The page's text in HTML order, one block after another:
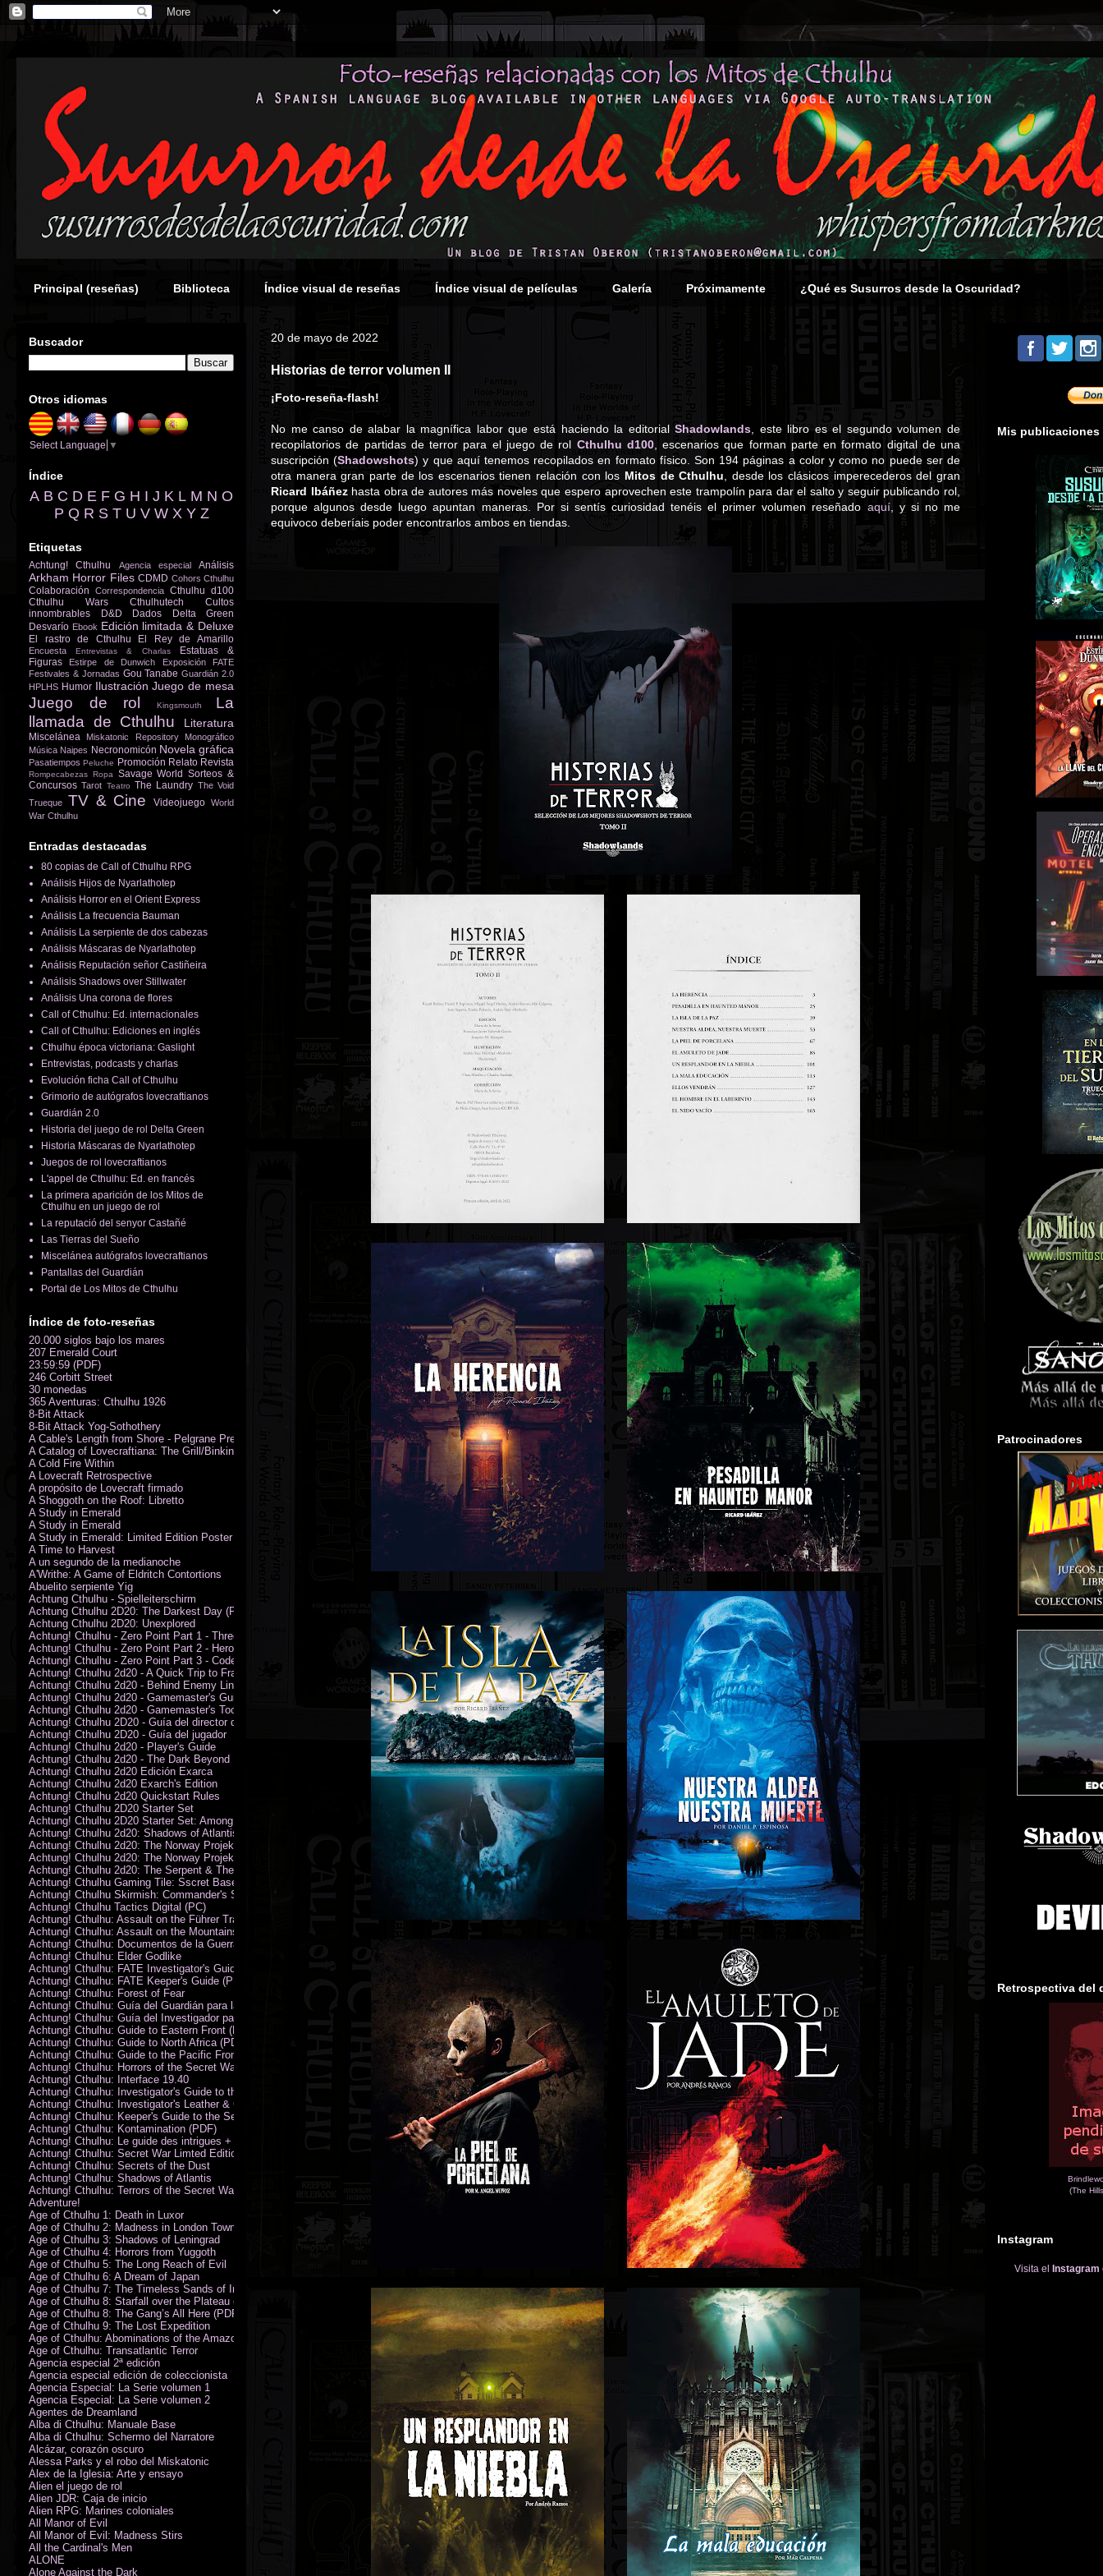
Principal (reseñas) Biblioteca Índice visual de reseñas Índice visual de películas Galería Próximamente ¿Qué es Susurros desde la Oscuridad?
20 de mayo de 2022
Historias de terror volumen II
¡Foto-reseña-flash!
No me canso de alabar la magnífica labor que está haciendo la editorialShadowlands , este libro es el segundo volumen de
recopilatorios de partidas de terror para el juego de rol Cthulhu d100, escenarios que forman parte en formato digital de una
suscripción (Shadowshots) y que aquí tenemos recopilados en formato físico. Son 194 páginas a color y como no puede ser de
otra manera gran parte de los escenarios tienen relación con los Mitos de Cthulhu , desde los clásicos imperecederos del gran
Ricard Ibáñezhasta obra de autores más noveles que espero aprovechen este trampolín para dar el salto y seguir publicando rol,
porque algunos desde luego apuntan maneras. Por si sentís curiosidad tenéis el primer volumen reseñado aquí, y si no me
equivoco deberíais poder encontrarlos ambos en tiendas.
Buscador
Otros idiomas
Select Language ▼
Índice
A B C D E F G H I J K L M N O
P Q R S T U V W X Y Z
Etiquetas
Achtung! Cthulhu Agencia especial Análisis
Arkham Horror Files CDMD Cohors Cthulhu
Colaboración Correspondencia Cthulhu d100
Cthulhu Wars
Cthulhutech
Cultos
innombrables
D&D Dados
Delta Green
Desvarío Ebook Edición limitada & Deluxe
El rastro de Cthulhu El Rey de Amarillo
Encuesta Entrevistas & Charlas
Estatuas &
Figuras
Estirpe de Dunwich Exposición
FATE
Festivales & Jornadas Gou Tanabe Guardián 2.0
HPLHS Humor Ilustración Juego de mesa
Juego de rol Kingsmouth
La
llamada de Cthulhu
Literatura
Miscelánea Miskatonic Repository
Monográfico
Música Naipes Necronomicón Novela gráfica
Pasatiempos Peluche Promoción Relato Revista
Rompecabezas Ropa Savage World Sorteos &
Concursos Tarot Teatro The Laundry The Void
Trueque TV & Cine Videojuego World
War Cthulhu
Entradas destacadas
80 copias de Call of Cthulhu RPG
Análisis Hijos de Nyarlathotep
Análisis Horror en el Orient Express
Análisis La frecuencia Bauman
Análisis La serpiente de dos cabezas
Análisis Máscaras de Nyarlathotep
Análisis Reputación señor Castiñeira
Análisis Shadows over Stillwater
Análisis Una corona de flores
Call of Cthulhu: Ed. internacionales
Call of Cthulhu: Ediciones en inglés
Cthulhu época victoriana: Gaslight
Entrevistas, podcasts y charlas
Evolución ficha Call of Cthulhu
Grimorio de autógrafos lovecraftianos
Guardián 2.0
Historia del juego de rol Delta Green
Historia Máscaras de Nyarlathotep
Juegos de rol lovecraftianos
L'appel de Cthulhu: Ed. en francés
La primera aparición de los Mitos de
Cthulhu en un juego de rol
La reputació del senyor Castañé
Las Tierras del Sueño
Miscelánea autógrafos lovecraftianos
Pantallas del Guardián
Portal de Los Mitos de Cthulhu
Índice de foto-reseñas
20.000 siglos bajo los mares
207 Emerald Court
23:59:59 (PDF)
246 Corbitt Street
30 monedas
365 Aventuras: Cthulhu 1926
8-Bit Attack
8-Bit Attack Yog-Sothothery
A Cable's Length from Shore - Pelgrane Press' FreeRPG 2018 (PDF)
A Catalog of Lovecraftiana: The Grill/Binkin Collection
A Cold Fire Within
A Lovecraft Retrospective
A propósito de Lovecraft firmado
A Shoggoth on the Roof: Libretto
A Study in Emerald
A Study in Emerald
A Study in Emerald: Limited Edition Poster (Neil Gaiman)
A Time to Harvest
A un segundo de la medianoche
A'Writhe: A Game of Eldritch Contortions
Abuelito serpiente Yig
Achtung Cthulhu - Spielleiterschirm
Achtung Cthulhu 2D20: The Darkest Day (PDF)
Achtung Cthulhu 2D20: Unexplored
Achtung! Cthulhu - Zero Point Part 1 - Three Kings
Achtung! Cthulhu - Zero Point Part 2 - Heroes of the Sea
Achtung! Cthulhu - Zero Point Part 3 - Code of Honour (PDF)
Achtung! Cthulhu 2d20 - A Quick Trip to France (PDF)
Achtung! Cthulhu 2d20 - Behind Enemy Lines
Achtung! Cthulhu 2d20 - Gamemaster's Guide
Achtung! Cthulhu 2d20 - Gamemaster's Toolkit
Achtung! Cthulhu 2D20 - Guía del director de juego
Achtung! Cthulhu 2D20 - Guía del jugador
Achtung! Cthulhu 2d20 - Player's Guide
Achtung! Cthulhu 2d20 - The Dark Beyond
Achtung! Cthulhu 2d20 Edición Exarca
Achtung! Cthulhu 2d20 Exarch's Edition
Achtung! Cthulhu 2d20 Quickstart Rules
Achtung! Cthulhu 2D20 Starter Set
Achtung! Cthulhu 2D20 Starter Set: Among the Wolves (PDF)
Achtung! Cthulhu 2d20: Shadows of Atlantis
Achtung! Cthulhu 2d20: The Norway Projekt
Achtung! Cthulhu 2d20: The Norway Projekt (PDF)
Achtung! Cthulhu 2d20: The Serpent & The Sands
Achtung! Cthulhu Gaming Tile: Sscret Base & Icy Ruins
Achtung! Cthulhu Skirmish: Commander's Set
Achtung! Cthulhu Tactics Digital (PC)
Achtung! Cthulhu: Assault on the Führer Train
Achtung! Cthulhu: Assault on the Mountains of Madness
Achtung! Cthulhu: Documentos de la Guerra Secreta
Achtung! Cthulhu: Elder Godlike
Achtung! Cthulhu: FATE Investigator's Guide (PDF)
Achtung! Cthulhu: FATE Keeper's Guide (PDF)
Achtung! Cthulhu: Forest of Fear
Achtung! Cthulhu: Guía del Guardián para la Guerra Secreta
Achtung! Cthulhu: Guía del Investigador para la Guerra Secreta
Achtung! Cthulhu: Guide to Eastern Front (PDF)
Achtung! Cthulhu: Guide to North Africa (PDF)
Achtung! Cthulhu: Guide to the Pacific Front
Achtung! Cthulhu: Horrors of the Secret War
Achtung! Cthulhu: Interface 19.40
Achtung! Cthulhu: Investigator's Guide to the Secret War
Achtung! Cthulhu: Investigator's Leather & Canvas Bag
Achtung! Cthulhu: Keeper's Guide to the Secret War
Achtung! Cthulhu: Kontamination (PDF)
Achtung! Cthulhu: Le guide des intrigues + ecran
Achtung! Cthulhu: Secret War Limted Edition Book
Achtung! Cthulhu: Secrets of the Dust
Achtung! Cthulhu: Shadows of Atlantis
Achtung! Cthulhu: Terrors of the Secret War
Adventure!
Age of Cthulhu 1: Death in Luxor
Age of Cthulhu 2: Madness in London Town
Age of Cthulhu 3: Shadows of Leningrad
Age of Cthulhu 4: Horrors from Yuggoth
Age of Cthulhu 5: The Long Reach of Evil
Age of Cthulhu 6: A Dream of Japan
Age of Cthulhu 7: The Timeless Sands of India
Age of Cthulhu 8: Starfall over the Plateau of Leng
Age of Cthulhu 8: The Gang’s All Here (PDF)
Age of Cthulhu 9: The Lost Expedition
Age of Cthulhu: Abominations of the Amazon
Age of Cthulhu: Transatlantic Terror
Agencia especial 2ª edición
Agencia especial edición de coleccionista
Agencia Especial: La Serie volumen 1
Agencia Especial: La Serie volumen 2
Agentes de Dreamland
Alba di Cthulhu: Manuale Base
Alba di Cthulhu: Schermo del Narratore
Alcázar, corazón oscuro
Alessa Parks y el robo del Miskatonic
Álex de la Iglesia: Arte y ensayo
Alien el juego de rol
Alien JDR: Caja de inicio
Alien RPG: Marines coloniales
All Manor of Evil
All Manor of Evil: Madness Stirs
All the Cardinal's Men
ALONE
Alone Against the Dark
Mis publicaciones
Patrocinadores
Retrospectiva del
(The
Instagram
Visita el Instagram